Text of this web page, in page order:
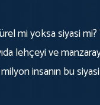
mi yoksa siyasi
lehçeyi ve
insanın bu